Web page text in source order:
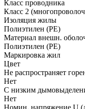
Класс проводника
Класс 2
Изоляция жилы
Полиэтилен (PE)
Материал внешн.
Полиэтилен (PE)
Маркировка жил
Цвет
Не распространяет
Нет
С низким
Нет
Номин. напряжение U